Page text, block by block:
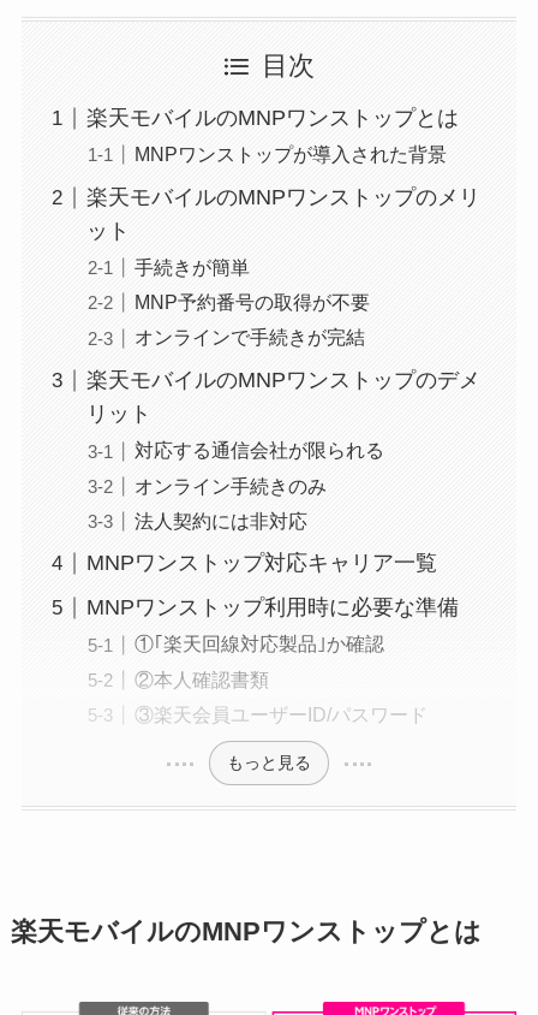
目次
楽天モバイルのMNPワンストップとは
MNPワンストップが導入された背景
楽天モバイルのMNPワンストップのメリ
ット
手続きが簡単
MNP予約番号の取得が不要
オンラインで手続きが完結
楽天モバイルのMNPワンストップのデメ
リット
対応する通信会社が限られる
オンライン手続きのみ
法人契約には非対応
MNPワンストップ対応キャリア一覧
MNPワンストップ利用時に必要な準備
①｢楽天回線対応製品｣か確認
②本人確認書類
③楽天会員ユーザーID/パスワード
もっと見る
楽天モバイルのMNPワンストップとは